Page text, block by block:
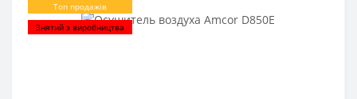
Топ продажів
Знятий з виробництва